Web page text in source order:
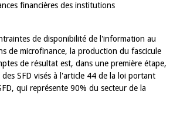
financières des institutions
de disponibilité de l'information au
de microfinance, la production du fascicule
de résultat est, dans une première étape,
des SFD visés à l'article 44 de la loi portant
qui représente 90% du secteur de la